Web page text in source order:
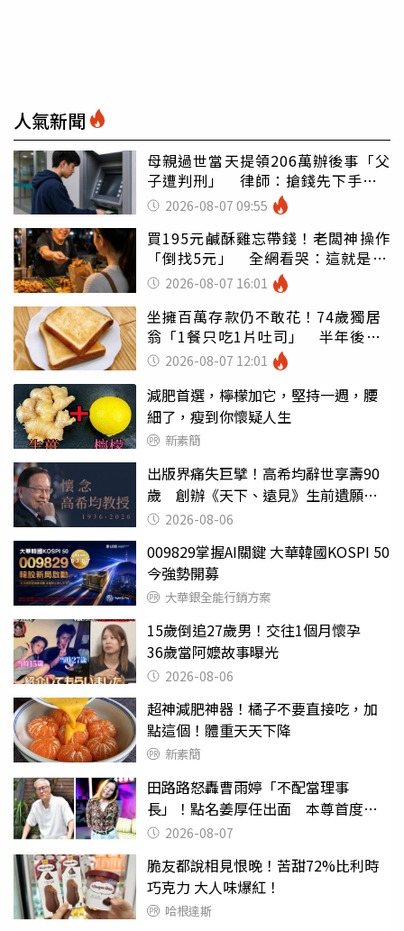
人氣新聞
母親過世當天提領206萬辦後事「父
子遭判刑」 律師：搶錢先下手是
罪 2026-08-07 09:55
買195元鹹酥雞忘帶錢！老闆神操作
「倒找5元」 全網看哭：這就是台
灣 2026-08-07 16:01
坐擁百萬存款仍不敢花！74歲獨居
翁「1餐只吃1片吐司」 半年後暴
瘦嚇壞女兒
2026-08-07 12:01
減肥首選，檸檬加它，堅持一週，腰
細了，瘦到你懷疑人生
新素簡
出版界痛失巨擘！高希均辭世享壽90
歲 創辦《天下、遠見》生前遺願曝
光 2026-08-06
009829掌握AI關鍵 大華韓國KOSPI 50
今強勢開募
大華銀全能行銷方案
15歲倒追27歲男！交往1個月懷孕
36歲當阿嬤故事曝光
2026-08-06
超神減肥神器！橘子不要直接吃，加
點這個！體重天天下降
新素簡
田路路怒轟曹雨婷「不配當理事
長」！點名姜厚任出面 本尊首度回
應了2026-08-07
脆友都說相見恨晚！苦甜72%比利時
巧克力 大人味爆紅！
哈根達斯